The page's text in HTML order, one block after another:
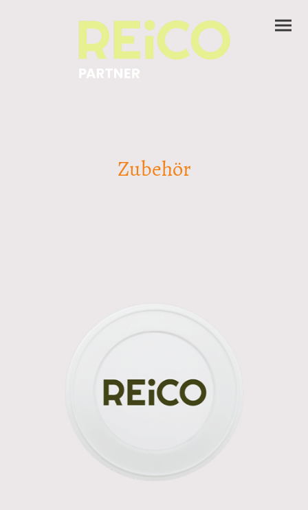
Zubehör